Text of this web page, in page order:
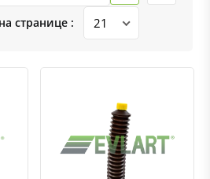
странице :
в избранное Быстрый просмотрДобавить к сравнению